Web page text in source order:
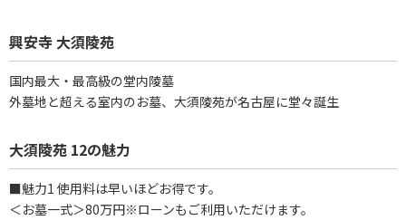
興安寺 大須陵苑
国内最大・最高級の堂内陵墓
外墓地と超える室内のお墓、大須陵苑が名古屋に堂々誕生
大須陵苑 12の魅力
■魅力1 使用料は早いほどお得です。
＜お墓一式＞80万円※ローンもご利用いただけます。